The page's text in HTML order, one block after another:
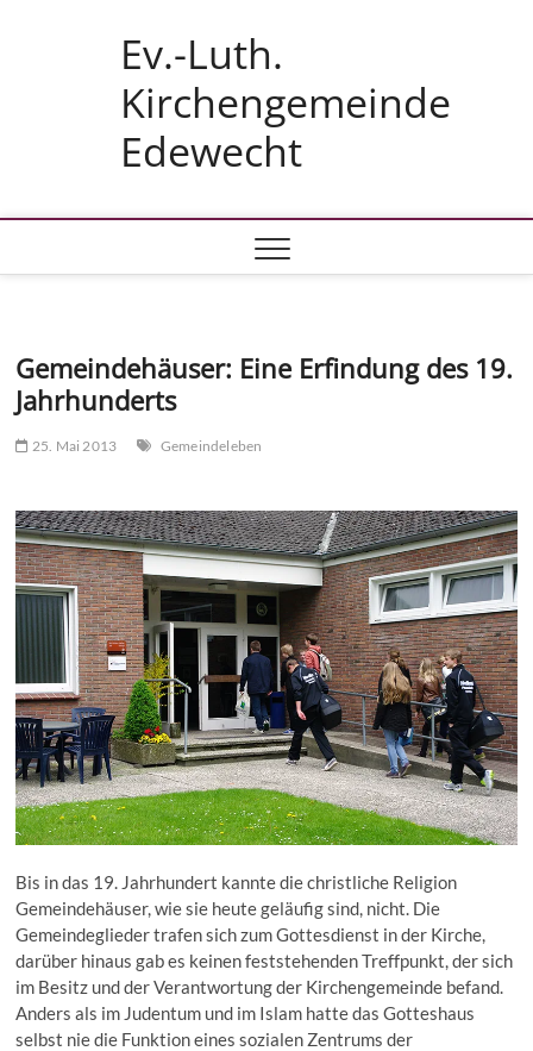
Ev.-Luth.
Kirchengemeinde
Edewecht
Gemeindehäuser: Eine Erfindung des 19.
Jahrhunderts
25. Mai 2013 Gemeindeleben
Bis in das 19. Jahrhundert kannte die christliche Religion
Gemeindehäuser, wie sie heute geläufig sind, nicht. Die
Gemeindeglieder trafen sich zum Gottesdienst in der Kirche,
darüber hinaus gab es keinen feststehenden Treffpunkt, der sich
im Besitz und der Verantwortung der Kirchengemeinde befand.
Anders als im Judentum und im Islam hatte das Gotteshaus
selbst nie die Funktion eines sozialen Zentrums der